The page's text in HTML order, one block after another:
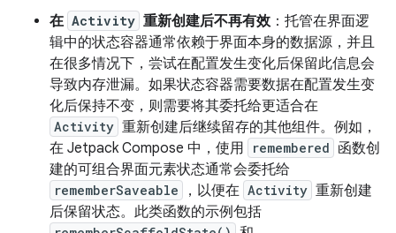
在 Activity 重新创建后不再有效：托管在界面逻
辑中的状态容器通常依赖于界面本身的数据源，并且
在很多情况下，尝试在配置发生变化后保留此信息会
导致内存泄漏。如果状态容器需要数据在配置发生变
化后保持不变，则需要将其委托给更适合在
Activity 重新创建后继续留存的其他组件。例如，
在 Jetpack Compose 中，使用
remembered 函数创
建的可组合界面元素状态通常会委托给
rememberSaveable ，以便在 Activity 重新创建
后保留状态。此类函数的示例包括